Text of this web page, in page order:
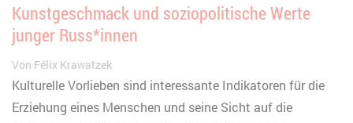
Kunstgeschmack und soziopolitische Werte
junger Russ*innen
Von Félix Krawatzek
Kulturelle Vorlieben sind interessante Indikatoren für die
Erziehung eines Menschen und seine Sicht auf die